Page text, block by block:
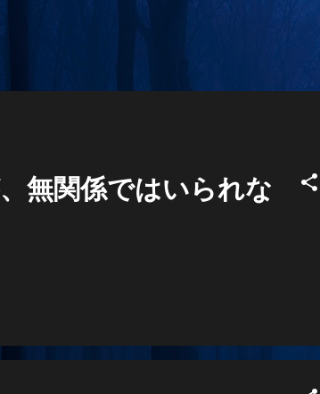
無関係ではいられな